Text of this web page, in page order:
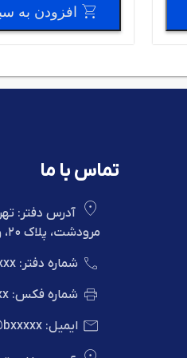
افزودن به
تماس با ما
آدرس دفتر:
مرودشت، پلاک 20، واحد 6
شماره دفتر:
شماره فکس:
ایمیل: